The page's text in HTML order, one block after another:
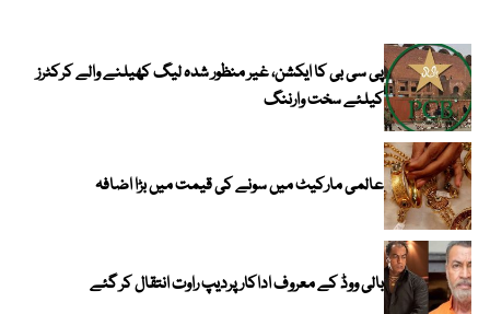
پی سی بی کا ایکشن، غیر منظور شدہ لیگ کھیلنے والے کرکٹرز
کیلئے سخت وارننگ
عالمی مارکیٹ میں سونے کی قیمت میں بڑا اضافہ
بالی ووڈ کے معروف اداکار پردیپ راوت انتقال کر گئے